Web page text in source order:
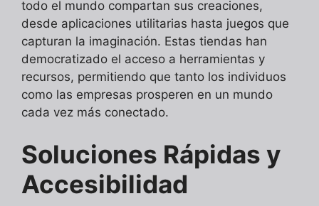
todo el mundo compartan sus creaciones,
desde aplicaciones utilitarias hasta juegos que
capturan la imaginación. Estas tiendas han
democratizado el acceso a herramientas y
recursos, permitiendo que tanto los individuos
como las empresas prosperen en un mundo
cada vez más conectado.
Soluciones Rápidas y
Accesibilidad